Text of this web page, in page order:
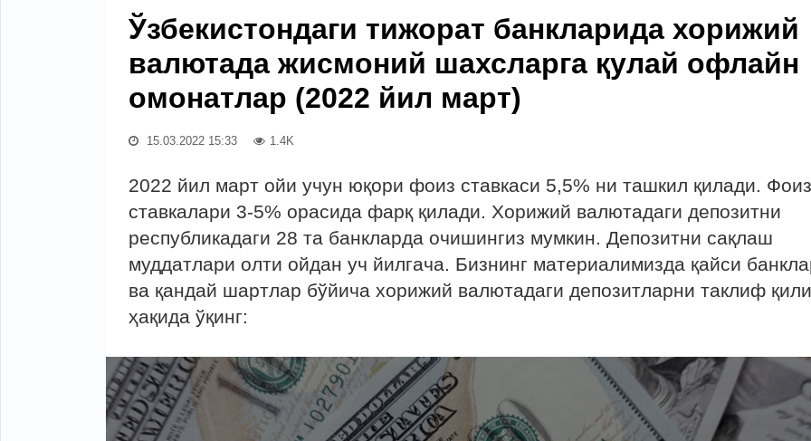
Ўзбекистондаги тижорат банкларида хорижий
валютада жисмоний шахсларга қулай офлайн
омонатлар (2022 йил март)
15.03.2022 15:33 1.4K
2022 йил март ойи учун юқори фоиз ставкаси 5,5% ни ташкил қилади. Фоиз
ставкалари 3-5% орасида фарқ қилади. Хорижий валютадаги депозитни
республикадаги 28 та банкларда очишингиз мумкин. Депозитни сақлаш
муддатлари олти ойдан уч йилгача. Бизнинг материалимизда қайси
ва қандай шартлар бўйича хорижий валютадаги депозитларни таклиф
ҳақида ўқинг: